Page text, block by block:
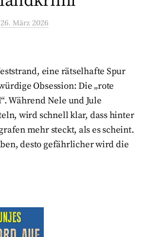
26. März 2026
eine rätselhafte Spur
Obsession: Die „rote
Während Nele und Jule
wird schnell klar, dass hinter
mehr steckt, als es scheint.
desto gefährlicher wird die